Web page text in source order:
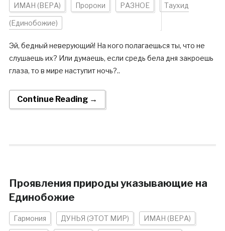
ИМАН (ВЕРА) Пророки РАЗНОЕ Таухид
(Единобожие)
Эй, бедный неверующий! На кого полагаешься ты, что не
слушаешь их? Или думаешь, если средь бела дня закроешь
глаза, то в мире наступит ночь?..
Continue Reading →
Проявления природы указывающие на
Единобожие
Гармония ДУНЬЯ (ЭТОТ МИР) ИМАН (ВЕРА)